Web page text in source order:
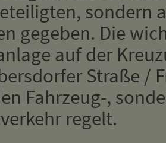
sondern
gegeben. Die
auf der
Straße /
Fahrzeug-,
regelt.